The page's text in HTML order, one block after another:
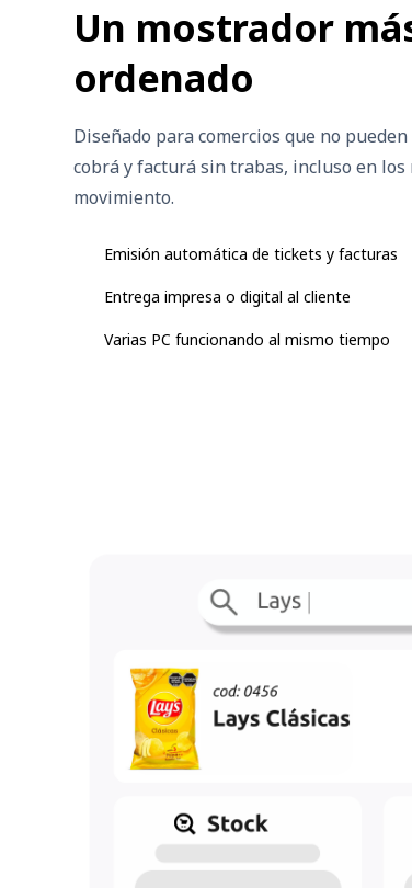
Un mostrador
ordenado
Diseñado para comercios que no
cobrá y facturá sin trabas, incluso en los
movimiento.
Emisión automática de tickets y facturas
Entrega impresa o digital al cliente
Varias PC funcionando al mismo tiempo